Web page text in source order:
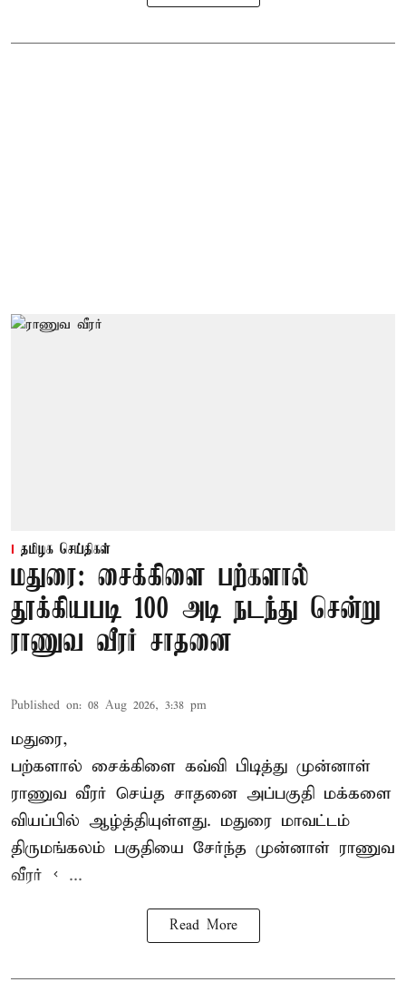
தமிழக செய்திகள்
மதுரை: சைக்கிளை பற்களால்
தூக்கியபடி 100 அடி நடந்து சென்று
ராணுவ வீரர் சாதனை
Published on: 08 Aug 2026, 3:38 pm
மதுரை,
பற்களால் சைக்கிளை கவ்வி பிடித்து முன்னாள்
ராணுவ வீரர் செய்த சாதனை அப்பகுதி மக்களை
வியப்பில் ஆழ்த்தியுள்ளது. மதுரை மாவட்டம்
திருமங்கலம் பகுதியை சேர்ந்த முன்னாள் ராணுவ
வீரர் < ...
Read More